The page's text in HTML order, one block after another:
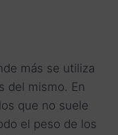
más se utiliza
del mismo. En
que no suele
el peso de los